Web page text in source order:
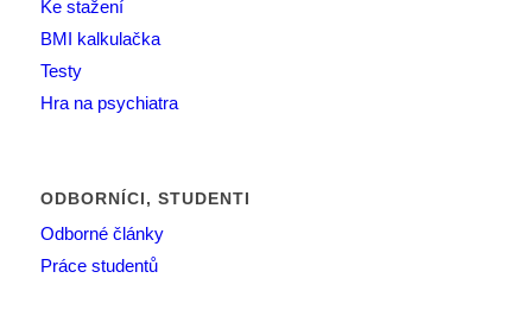
Ke stažení
BMI kalkulačka
Testy
Hra na psychiatra
ODBORNÍCI, STUDENTI
Odborné články
Práce studentů